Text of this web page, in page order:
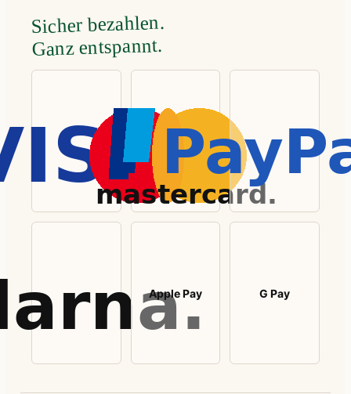
Sicher bezahlen.
Ganz entspannt.
Apple Pay G Pay